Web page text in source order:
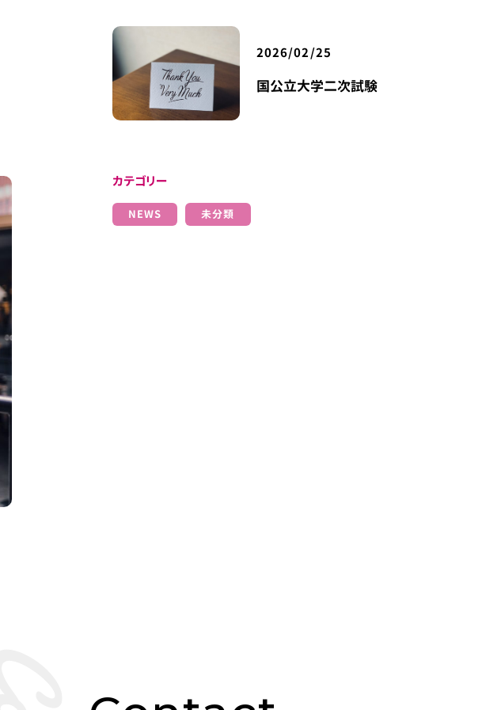
2026/02/25
国公立大学二次試験
カテゴリー
NEWS 未分類